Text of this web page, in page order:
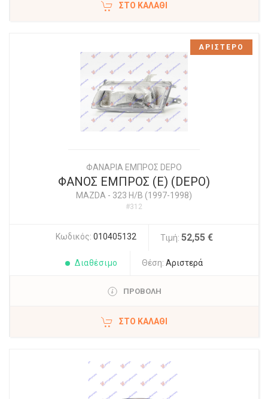
ΣΤΟ ΚΑΛΆΘΙ
ΦΑΝΑΡΙΑ ΕΜΠΡΟΣ DEPO
ΦΑΝΟΣ ΕΜΠΡΟΣ (E) (DEPO)
MAZDA - 323 H/B (1997-1998)
#312
Κωδικός: 010405132 Τιμή: 52,55 €
Διαθέσιμο Θέση: Αριστερά
ΠΡΟΒΟΛΗ
ΣΤΟ ΚΑΛΆΘΙ
ΑΡΙΣΤΕΡΟ